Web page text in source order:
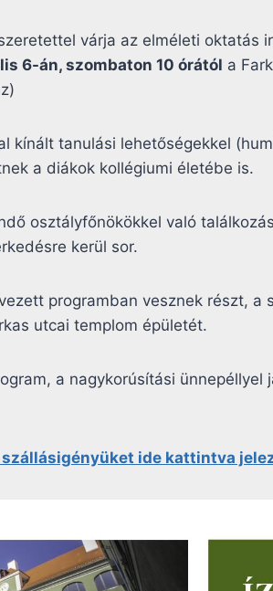
várja az elméleti oktatás
6-án, szombaton 10 órától a
kínált tanulási lehetőségekkel
a diákok kollégiumi életébe is.
osztályfőnökökkel való
kerül sor.
programban vesznek részt, a
utcai templom épületét.
a nagykorúsítási ünnepéllyel
ide kattintva